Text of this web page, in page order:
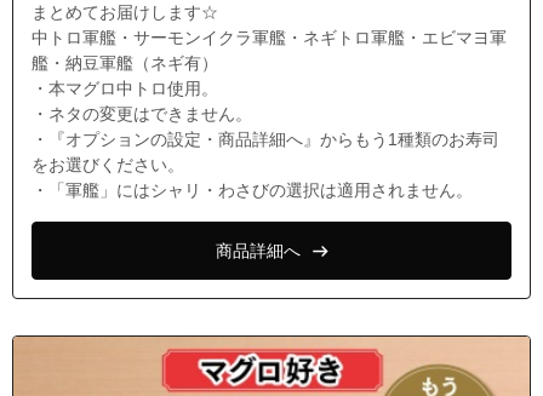
まとめてお届けします☆
中トロ軍艦・サーモンイクラ軍艦・ネギトロ軍艦・エビマヨ軍
艦・納豆軍艦（ネギ有）
・本マグロ中トロ使用。
・ネタの変更はできません。
・『オプションの設定・商品詳細へ』からもう1種類のお寿司
をお選びください。
・「軍艦」にはシャリ・わさびの選択は適用されません。
商品詳細へ